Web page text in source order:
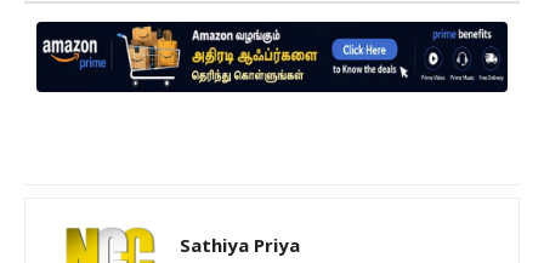
Sathiya Priya